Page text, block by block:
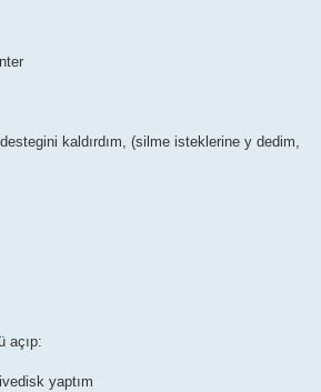
kaldırdım, (silme isteklerine y dedim,
açıp:
yaptım